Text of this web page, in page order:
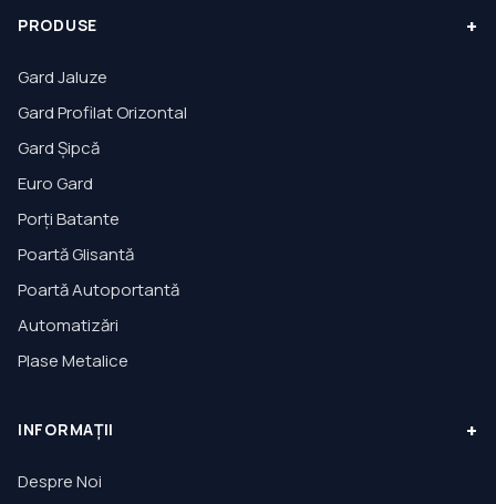
PRODUSE +
Gard Jaluze
Gard Profilat Orizontal
Gard Șipcă
Euro Gard
Porți Batante
Poartă Glisantă
Poartă Autoportantă
Automatizări
Plase Metalice
INFORMAȚII +
Despre Noi